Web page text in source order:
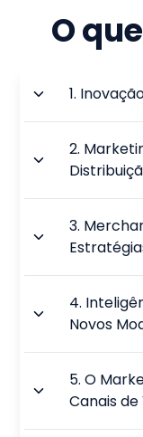
O
1.
2.
3.
4.
Novos
5.O
Canais